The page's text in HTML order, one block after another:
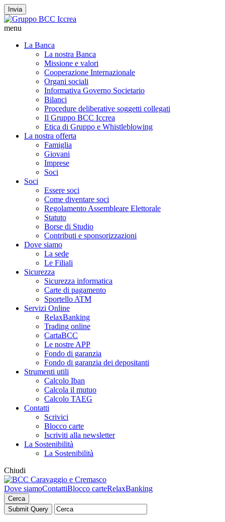
Invia
menu
La Banca
La nostra Banca
Missione e valori
Cooperazione Internazionale
Organi sociali
Informativa Governo Societario
Bilanci
Procedure deliberative soggetti collegati
Il Gruppo BCC Iccrea
Etica di Gruppo e Whistleblowing
La nostra offerta
Famiglia
Giovani
Imprese
Soci
Soci
Essere soci
Come diventare soci
Regolamento Assembleare Elettorale
Statuto
Borse di Studio
Contributi e sponsorizzazioni
Dove siamo
La sede
Le Filiali
Sicurezza
Sicurezza informatica
Carte di pagamento
Sportello ATM
Servizi Online
RelaxBanking
Trading online
CartaBCC
Le nostre APP
Fondo di garanzia
Fondo di garanzia dei depositanti
Strumenti utili
Calcolo Iban
Calcola il mutuo
Calcolo TAEG
Contatti
Scrivici
Blocco carte
Iscriviti alla newsletter
La Sostenibilità
La Sostenibilità
Chiudi
Dove siamoContattiBlocco carteRelaxBanking
Cerca